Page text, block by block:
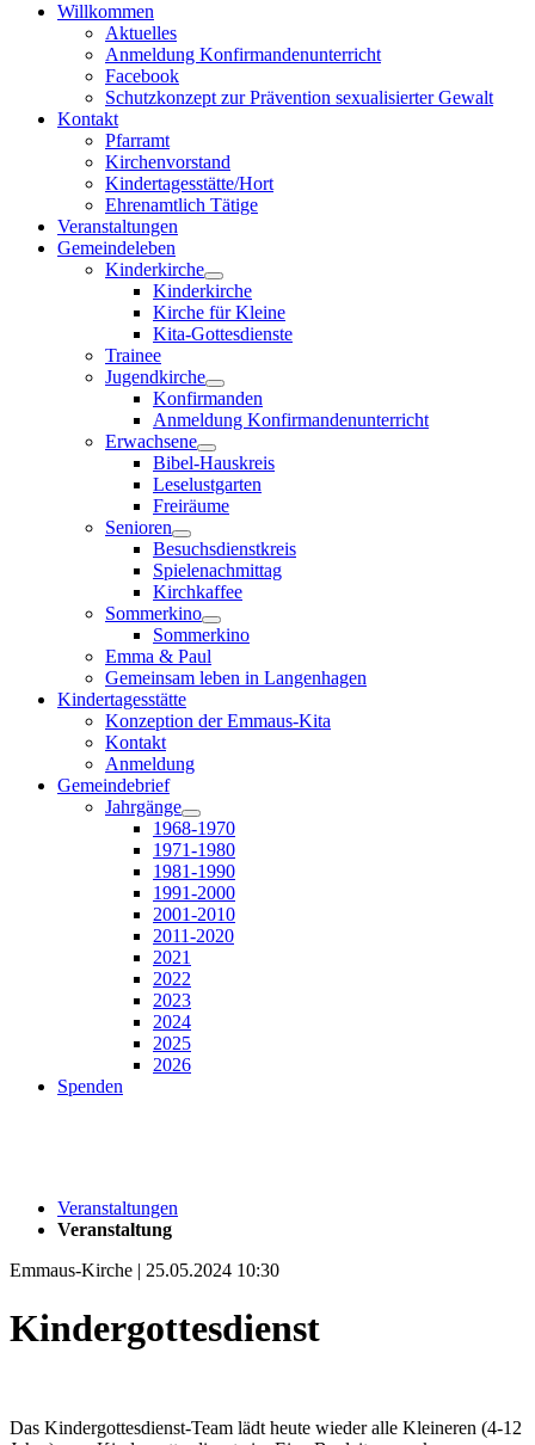
Willkommen
Aktuelles
Anmeldung Konfirmandenunterricht
Facebook
Schutzkonzept zur Prävention sexualisierter Gewalt
Kontakt
Pfarramt
Kirchenvorstand
Kindertagesstätte/Hort
Ehrenamtlich Tätige
Veranstaltungen
Gemeindeleben
Kinderkirche
Kinderkirche
Kirche für Kleine
Kita-Gottesdienste
Trainee
Jugendkirche
Konfirmanden
Anmeldung Konfirmandenunterricht
Erwachsene
Bibel-Hauskreis
Leselustgarten
Freiräume
Senioren
Besuchsdienstkreis
Spielenachmittag
Kirchkaffee
Sommerkino
Sommerkino
Emma & Paul
Gemeinsam leben in Langenhagen
Kindertagesstätte
Konzeption der Emmaus-Kita
Kontakt
Anmeldung
Gemeindebrief
Jahrgänge
1968-1970
1971-1980
1981-1990
1991-2000
2001-2010
2011-2020
2021
2022
2023
2024
2025
2026
Spenden
Veranstaltungen
Veranstaltung
Emmaus-Kirche | 25.05.2024 10:30
Kindergottesdienst
Das Kindergottesdienst-Team lädt heute wieder alle Kleineren (4-12